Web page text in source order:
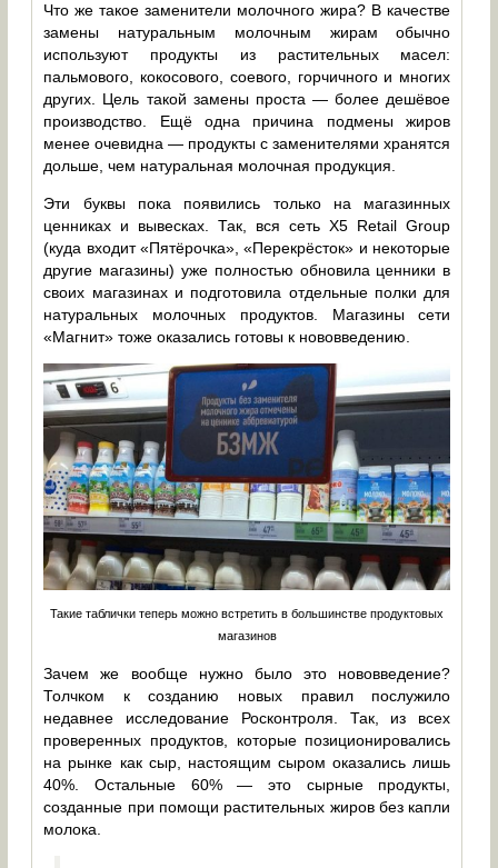
Что же такое заменители молочного жира? В качестве
замены натуральным молочным жирам обычно
используют продукты из растительных масел:
пальмового, кокосового, соевого, горчичного и многих
других. Цель такой замены проста — более дешёвое
производство. Ещё одна причина подмены жиров
менее очевидна — продукты с заменителями хранятся
дольше, чем натуральная молочная продукция.
Эти буквы пока появились только на магазинных
ценниках и вывесках. Так, вся сеть X5 Retail Group
(куда входит «Пятёрочка», «Перекрёсток» и некоторые
другие магазины) уже полностью обновила ценники в
своих магазинах и подготовила отдельные полки для
натуральных молочных продуктов. Магазины сети
«Магнит» тоже оказались готовы к нововведению.
Такие таблички теперь можно встретить в большинстве продуктовых
магазинов
Зачем же вообще нужно было это нововведение?
Толчком к созданию новых правил послужило
недавнее исследование Росконтроля. Так, из всех
проверенных продуктов, которые позиционировались
на рынке как сыр, настоящим сыром оказались лишь
40%. Остальные 60% — это сырные продукты,
созданные при помощи растительных жиров без капли
молока.